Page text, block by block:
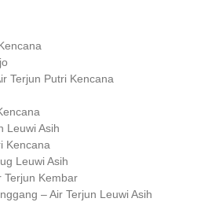
Terjun Putri Kencana
Leuwi Asih
Kencana
Leuwi Asih
Terjun Kembar
– Air Terjun Leuwi Asih